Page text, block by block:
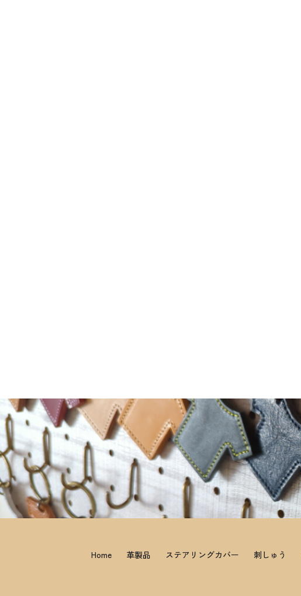
Home 革製品 ステアリングカバー 刺しゅう